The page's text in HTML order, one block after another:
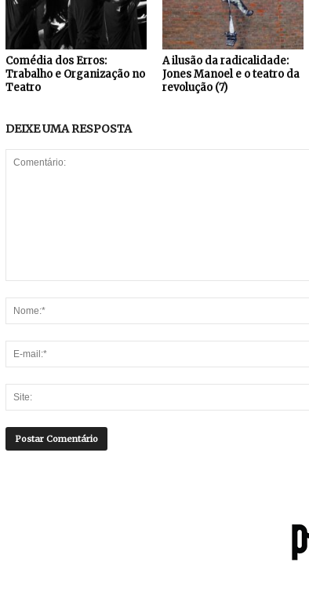
Comédia dos Erros:
Trabalho e Organização no
Teatro
A ilusão da radicalidade:
Jones Manoel e o teatro da
revolução (7)
DEIXE UMA RESPOSTA